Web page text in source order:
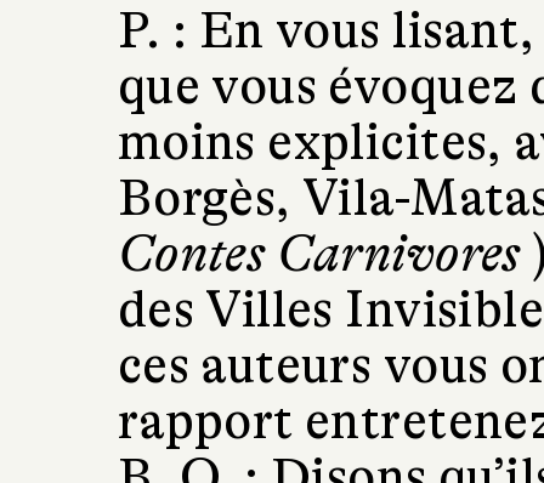
P. : En vous
que vous évoquez
moins explicites,
Borgès, Vila-
Contes Carnivores
des Villes
ces auteurs vous
rapport